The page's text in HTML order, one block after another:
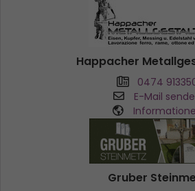
Happacher
0474
E-Mail
Gruber